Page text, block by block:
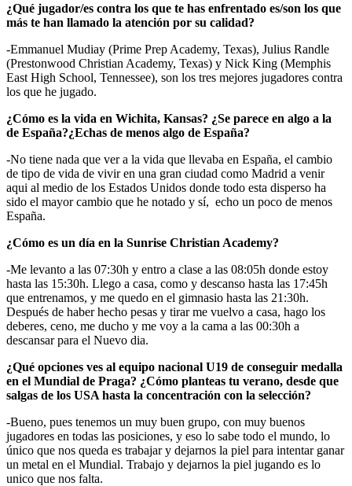
¿Qué jugador/es contra los que te has enfrentado es/son los que
más te han llamado la atención por su calidad?
-Emmanuel Mudiay (Prime Prep Academy, Texas), Julius Randle
(Prestonwood Christian Academy, Texas) y Nick King (Memphis
East High School, Tennessee), son los tres mejores jugadores contra
los que he jugado.
¿Cómo es la vida en Wichita, Kansas? ¿Se parece en algo a la
de España?¿Echas de menos algo de España?
-No tiene nada que ver a la vida que llevaba en España, el cambio
de tipo de vida de vivir en una gran ciudad como Madrid a venir
aqui al medio de los Estados Unidos donde todo esta disperso ha
sido el mayor cambio que he notado y sí, echo un poco de menos
España.
¿Cómo es un día en la Sunrise Christian Academy?
-Me levanto a las 07:30h y entro a clase a las 08:05h donde estoy
hasta las 15:30h. Llego a casa, como y descanso hasta las 17:45h
que entrenamos, y me quedo en el gimnasio hasta las 21:30h.
Después de haber hecho pesas y tirar me vuelvo a casa, hago los
deberes, ceno, me ducho y me voy a la cama a las 00:30h a
descansar para el Nuevo dia.
¿Qué opciones ves al equipo nacional U19 de conseguir medalla
en el Mundial de Praga? ¿Cómo planteas tu verano, desde que
salgas de los USA hasta la concentración con la selección?
-Bueno, pues tenemos un muy buen grupo, con muy buenos
jugadores en todas las posiciones, y eso lo sabe todo el mundo, lo
único que nos queda es trabajar y dejarnos la piel para intentar ganar
un metal en el Mundial. Trabajo y dejarnos la piel jugando es lo
unico que nos falta.